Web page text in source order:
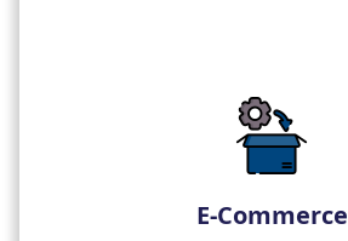
E-Commerce